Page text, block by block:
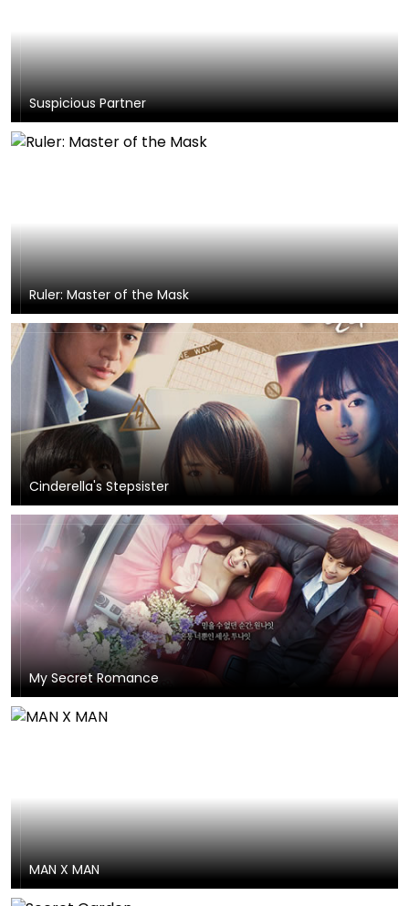
Suspicious Partner
Ruler: Master of the Mask
Cinderella's Stepsister
My Secret Romance
MAN X MAN